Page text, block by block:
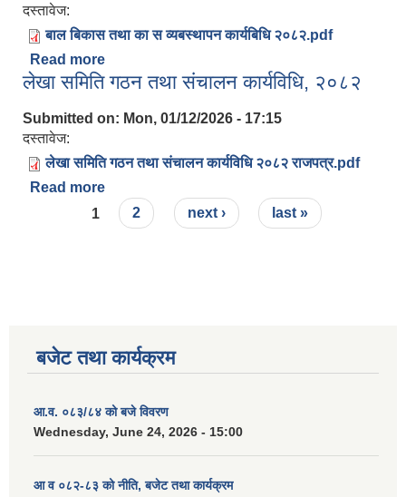
दस्तावेज:
बाल बिकास तथा का स व्यबस्थापन कार्यबिधि २०८२.pdf
Read more
सहयोगी व्यवस्थापन कार्यविधि, २०८२
लेखा समिति गठन तथा संचालन कार्यविधि, २०८२
Submitted on: Mon, 01/12/2026 - 17:15
दस्तावेज:
लेखा समिति गठन तथा संचालन कार्यविधि २०८२ राजपत्र.pdf
Read more
Pages
1 2 next › last »
बजेट तथा कार्यक्रम
आ.व. ०८३/८४ को बजे विवरण
Wednesday, June 24, 2026 - 15:00
आ व ०८२-८३ को नीति, बजेट तथा कार्यक्रम